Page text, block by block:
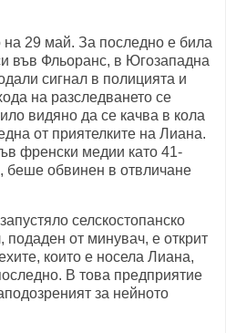
на 29 май. За последно е била
във Фльоранс, в Югозападна
сигнал в полицията и
на разследването се
видяно да се качва в кола
от приятелките на Лиана.
френски медии като 41-
обвинен в отвличане
селскостопанско
подаден от минувач, е открит
които е носела Лиана,
В това предприятие
за нейното